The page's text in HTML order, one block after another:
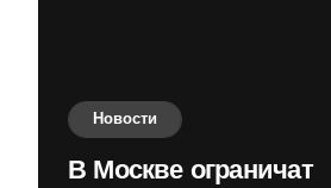
Новости
В Москве ограничат